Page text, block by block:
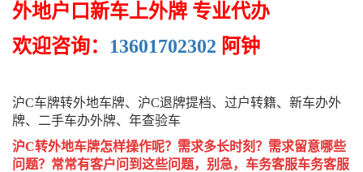
外地户口新车上外牌 专业代办
欢迎咨询： 13601702302 阿钟
沪C车牌转外地车牌、沪C退牌提档、过户转籍、新车办外
牌、二手车办外牌、年查验车
沪C转外地车牌怎样操作呢？需求多长时刻？需求留意哪些
问题？常常有客户问到这些问题，别急，车务客服车务客服